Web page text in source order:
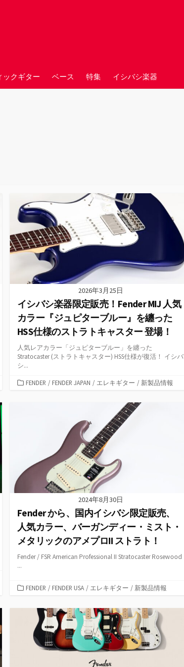
ックギター ベース 特集 イシバシ楽器
2026年3月25日
イシバシ楽器限定販売！Fender MIJ 人気
カラー『ジュピターブルー』を纏った
HSS仕様のストラトキャスター 登場！
人気レアカラー「ジュピターブルー」を纏った
Stratocaster (ストラトキャスター) HSS仕様が復活！ イシバ
シ...
カFENDER / FENDER JAPAN / エレキギター / 新製品情報
2024年8月30日
Fender から、国内イシバシ限定販売、
人気カラー、バーガンディー・ミスト・
メタリックのアメプロII ストラト！
Fender / FSR American Professional II Stratocaster Rosewood
...
カ
ゴ
FENDER / FENDER USA / エレキギター / 新製品情報